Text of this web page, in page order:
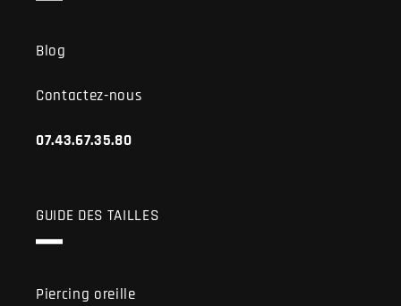
Blog
Contactez-nous
07.43.67.35.80
GUIDE DES TAILLES
Piercing oreille